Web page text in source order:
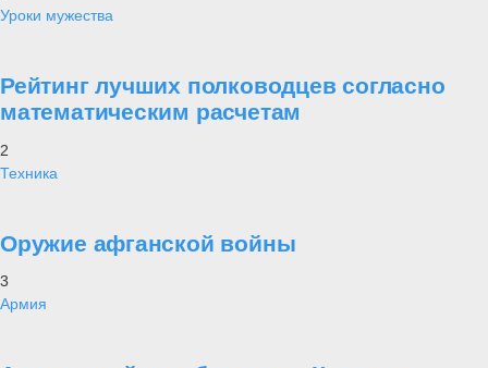
Уроки мужества
Рейтинг лучших полководцев согласно
математическим расчетам
2
Техника
Оружие афганской войны
3
Армия